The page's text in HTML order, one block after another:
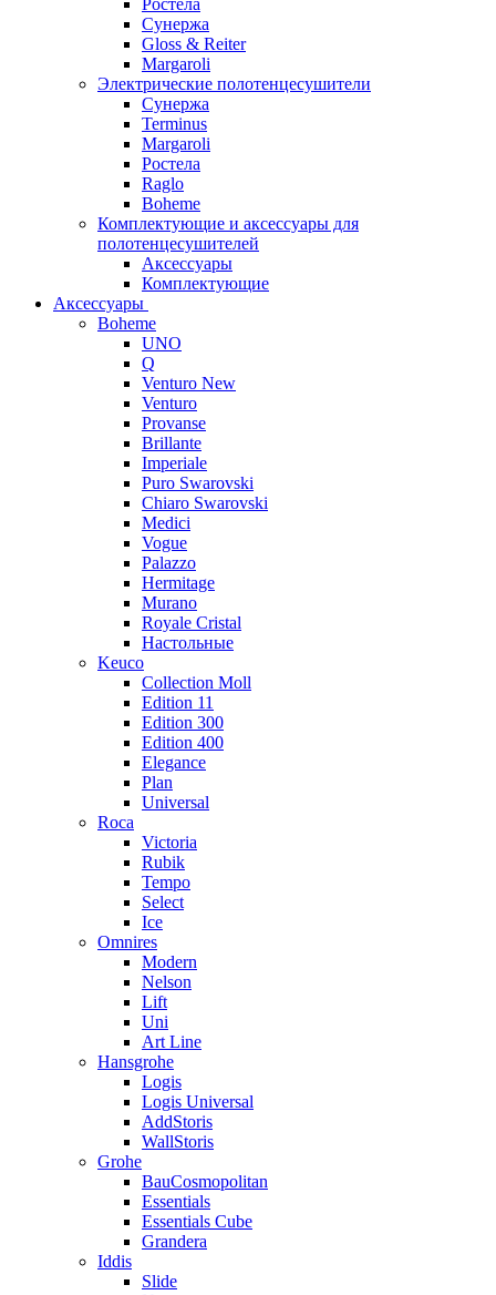
Ростела
Сунержа
Gloss & Reiter
Margaroli
Электрические полотенцесушители
Сунержа
Terminus
Margaroli
Ростела
Raglo
Boheme
Комплектующие и аксессуары для
полотенцесушителей
Аксессуары
Комплектующие
Аксессуары
Boheme
UNO
Q
Venturo New
Venturo
Provanse
Brillante
Imperiale
Puro Swarovski
Chiaro Swarovski
Medici
Vogue
Palazzo
Hermitage
Murano
Royale Cristal
Настольные
Keuco
Collection Moll
Edition 11
Edition 300
Edition 400
Elegance
Plan
Universal
Roca
Victoria
Rubik
Tempo
Select
Ice
Omnires
Modern
Nelson
Lift
Uni
Art Line
Hansgrohe
Logis
Logis Universal
AddStoris
WallStoris
Grohe
BauCosmopolitan
Essentials
Essentials Cube
Grandera
Iddis
Slide